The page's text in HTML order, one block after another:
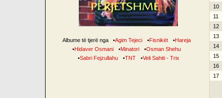
Albume të tjerë nga •Agim Tejeci •Fisnikët •Hareja
•Hidaver Osmani •Minatori •Osman Shehu
•Sabri Fejzullahu •TNT •Veli Sahiti - Trix
10
11
12
13
14
15
16
17